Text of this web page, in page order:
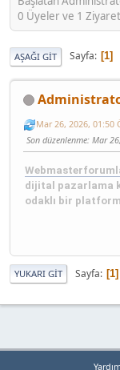
0 Üyeler ve 1
AŞAĞI GIT Sayfa 1
Mar 26, 2026, 01:50
Son düzenlenme: Mar
dijital pazarlama
odaklı bir
YUKARI GIT Sayfa 1